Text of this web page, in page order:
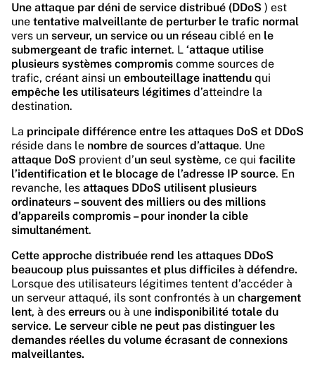
Une attaque par déni de service distribué (DDoS ) est
une tentative malveillante de perturber le trafic normal
vers un serveur, un service ou un réseau ciblé en le
submergeant de trafic internet. L ‘attaque utilise
plusieurs systèmes compromis comme sources de
trafic, créant ainsi un embouteillage inattendu qui
empêche les utilisateurs légitimes d’atteindre la
destination.
La principale différence entre les attaques DoS et DDoS
réside dans le nombre de sources d’attaque. Une
attaque DoS provient d’un seul système, ce qui facilite
l’identification et le blocage de l’adresse IP source. En
revanche, les attaques DDoS utilisent plusieurs
ordinateurs – souvent des milliers ou des millions
d’appareils compromis – pour inonder la cible
simultanément.
Cette approche distribuée rend les attaques DDoS
beaucoup plus puissantes et plus difficiles à défendre.
Lorsque des utilisateurs légitimes tentent d’accéder à
un serveur attaqué, ils sont confrontés à un chargement
lent, à des erreurs ou à une indisponibilité totale du
service. Le serveur cible ne peut pas distinguer les
demandes réelles du volume écrasant de connexions
malveillantes.